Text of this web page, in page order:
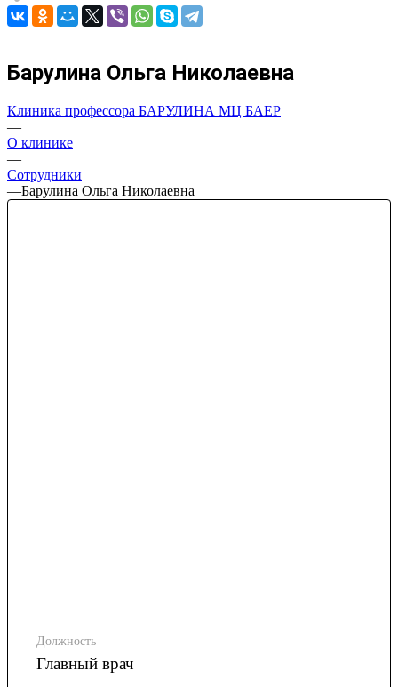
Барулина Ольга Николаевна
Клиника профессора БАРУЛИНА МЦ БАЕР
—
О клинике
—
Сотрудники
—Барулина Ольга Николаевна
Должность
Главный врач